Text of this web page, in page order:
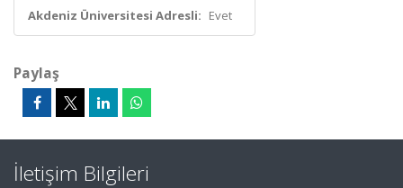
Akdeniz Üniversitesi Adresli: Evet
Paylaş
İletişim Bilgileri